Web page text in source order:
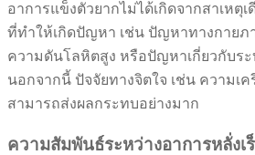
อาการแข็งตัวยากไม่ได้เกิดจากสาเหตุ
ที่ทำให้เกิดปัญหา เช่น ปัญหาทางกายภ
ความดันโลหิตสูง หรือปัญหาเกี่ยวกับระ
นอกจากนี้ ปัจจัยทางจิตใจ เช่น ความเ
สามารถส่งผลกระทบอย่างมาก
ความสัมพันธ์ระหว่างอาการหลั่งเ